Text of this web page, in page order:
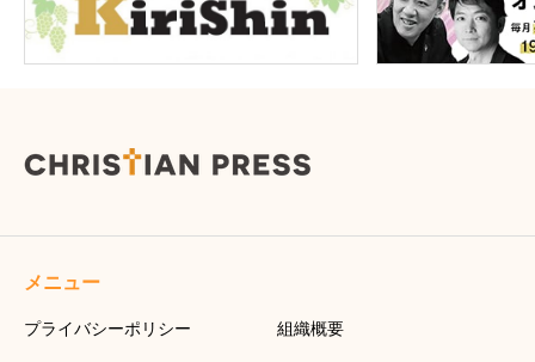
メニュー
プライバシーポリシー 組織概要